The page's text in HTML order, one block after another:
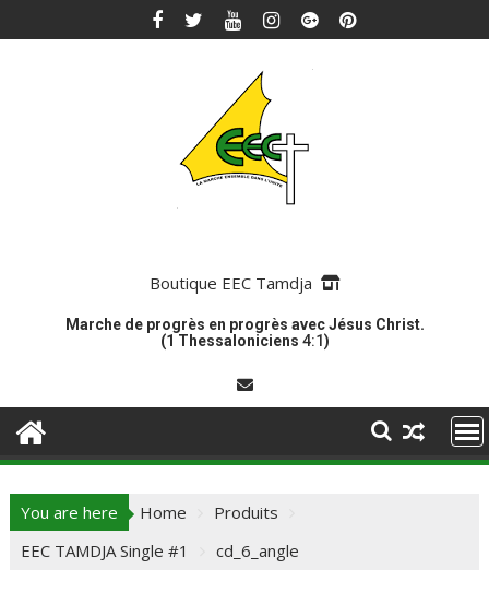
to
Boutique EEC Tamdja
Marche de progrès en progrès avec Jésus Christ.
(1 Thessaloniciens 4:1)
You are here Home
Produits
EEC TAMDJA Single #1
cd_6_angle